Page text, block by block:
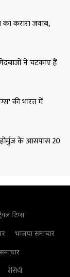
करारा जवाब,
ने चटकाए हैं
की भारत में
के आसपास 20
टिप्स
भाजपा समाचार
रेसिपी